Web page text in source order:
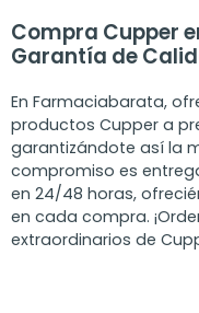
Compra Cupper
Garantía de
En Farmaciabarata,
productos Cupper a
garantizándote así la
compromiso es
en 24/48 horas,
en cada compra.
extraordinarios de